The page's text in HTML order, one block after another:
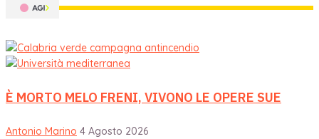
È MORTO MELO FRENI, VIVONO LE OPERE SUE
Antonio Marino 4 Agosto 2026